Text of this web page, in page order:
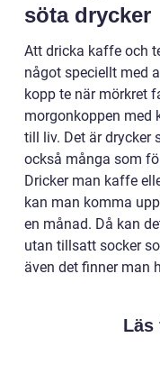
söta drycker
Att dricka kaffe och
något speciellt med
kopp te när mörkret
morgonkoppen med
till liv. Det är drycker
också många som
Dricker man kaffe
kan man komma
en månad. Då kan
utan tillsatt socker
även det finner man
Läs